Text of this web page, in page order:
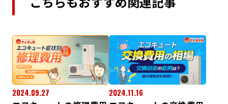
2024.09.27 2024.11.16